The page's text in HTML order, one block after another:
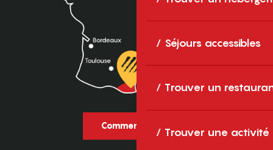
Séjours accessibles
Trouver un
Trouver une activité
Comment venir ?